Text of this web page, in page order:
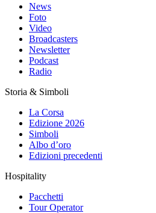
News
Foto
Video
Broadcasters
Newsletter
Podcast
Radio
Storia & Simboli
La Corsa
Edizione 2026
Simboli
Albo d’oro
Edizioni precedenti
Hospitality
Pacchetti
Tour Operator